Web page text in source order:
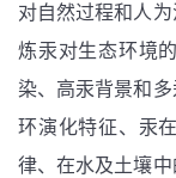
对自然过程和人
炼汞对生态环境
染、高汞背景和
环演化特征、汞
律、在水及土壤